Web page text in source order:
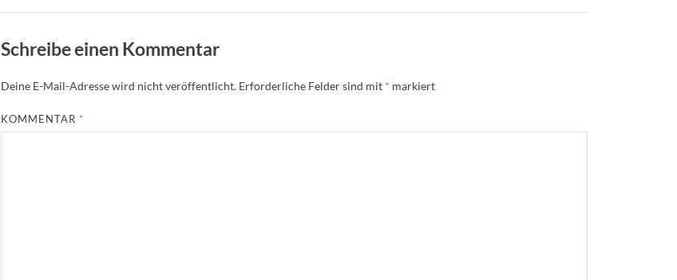
Schreibe einen Kommentar
Deine E-Mail-Adresse wird nicht veröffentlicht. Erforderliche Felder sind mit * markiert
KOMMENTAR *